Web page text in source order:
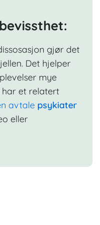
gjør det
Det hjelper
mye
har et relatert
avtale psykiater
eller